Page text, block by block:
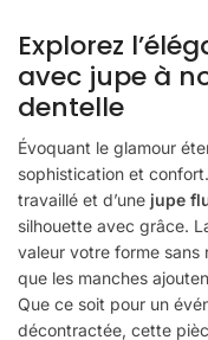
Explorez
avec jupe à
dentelle
Évoquant le glamour
sophistication et
travaillé et d’une jupe
silhouette avec grâce.
valeur votre forme sans
que les manches
Que ce soit pour un
décontractée, cette